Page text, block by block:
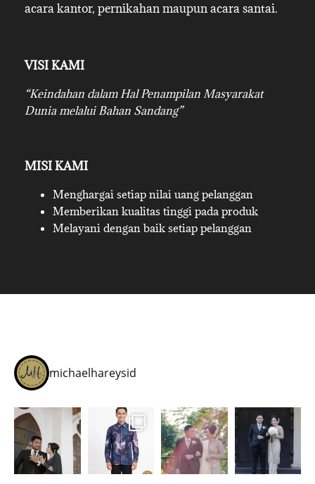
acara kantor, pernikahan maupun acara santai.
VISI KAMI
“Keindahan dalam Hal Penampilan Masyarakat
Dunia melalui Bahan Sandang”
MISI KAMI
Menghargai setiap nilai uang pelanggan
Memberikan kualitas tinggi pada produk
Melayani dengan baik setiap pelanggan
michaelhareysid